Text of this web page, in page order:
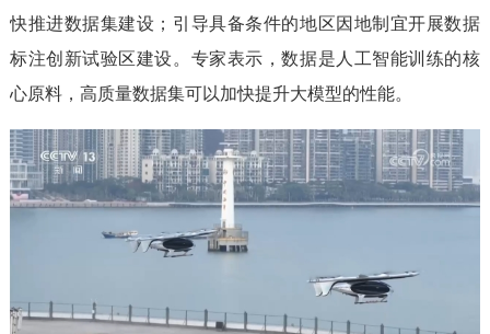
快推进数据集建设；引导具备条件的地区因地制宜开展数据
标注创新试验区建设。专家表示，数据是人工智能训练的核
心原料，高质量数据集可以加快提升大模型的性能。